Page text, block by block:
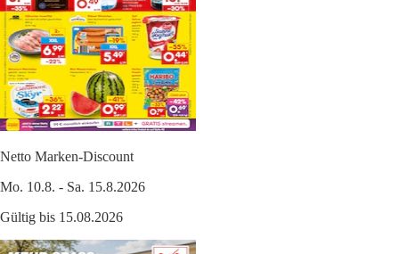
Netto Marken-Discount
Mo. 10.8. - Sa. 15.8.2026
Gültig bis 15.08.2026